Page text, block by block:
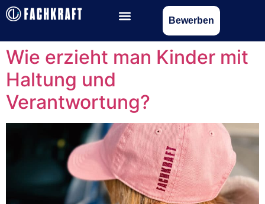
Bewerben
Wie erzieht man Kinder mit
Haltung und
Verantwortung?